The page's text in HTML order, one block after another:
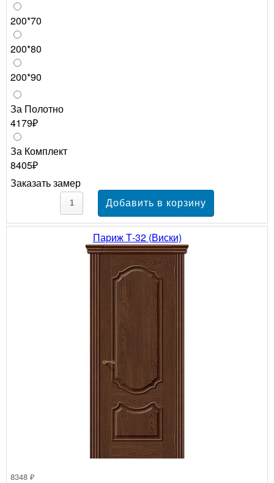
200*70
200*80
200*90
За Полотно
4179₽
За Комплект
8405₽
Заказать замер
Париж Т-32 (Виски)
8348 ₽